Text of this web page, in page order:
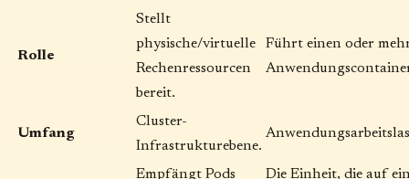
Rolle
Stellt
physische/virtuelle
Rechenressourcen
bereit.
Führt einen oder
Umfang
Cluster-
Infrastrukturebene.
Empfängt Pods
Die Einheit, die auf